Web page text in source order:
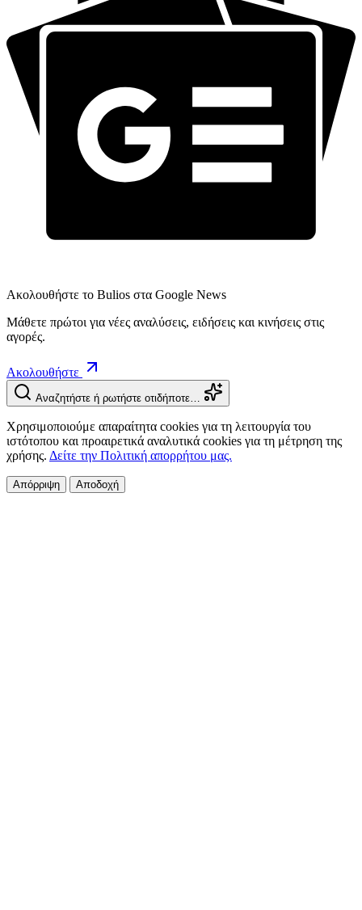
Ακολουθήστε το Bulios στα Google News
Μάθετε πρώτοι για νέες αναλύσεις, ειδήσεις και κινήσεις στις
αγορές.
Ακολουθήστε
Αναζητήστε ή ρωτήστε οτιδήποτε…
Χρησιμοποιούμε απαραίτητα cookies για τη λειτουργία του
ιστότοπου και προαιρετικά αναλυτικά cookies για τη μέτρηση της
χρήσης. Δείτε την Πολιτική απορρήτου μας.
Απόρριψη Αποδοχή